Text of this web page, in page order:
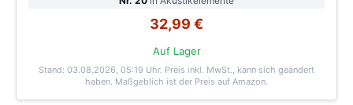
32,99 €
Auf Lager
Stand: 03.08.2026, 05:19 Uhr. Preis inkl. MwSt., kann sich geändert
haben. Maßgeblich ist der Preis auf Amazon.